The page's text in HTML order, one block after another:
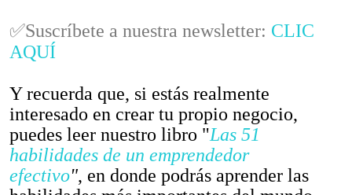
✅Suscríbete a nuestra newsletter: CLIC
AQUÍ
Y recuerda que, si estás realmente
interesado en crear tu propio negocio,
puedes leer nuestro libro "Las 51
habilidades de un emprendedor
efectivo", en donde podrás aprender las